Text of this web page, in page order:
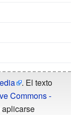
. El texto
Commons -
aplicarse